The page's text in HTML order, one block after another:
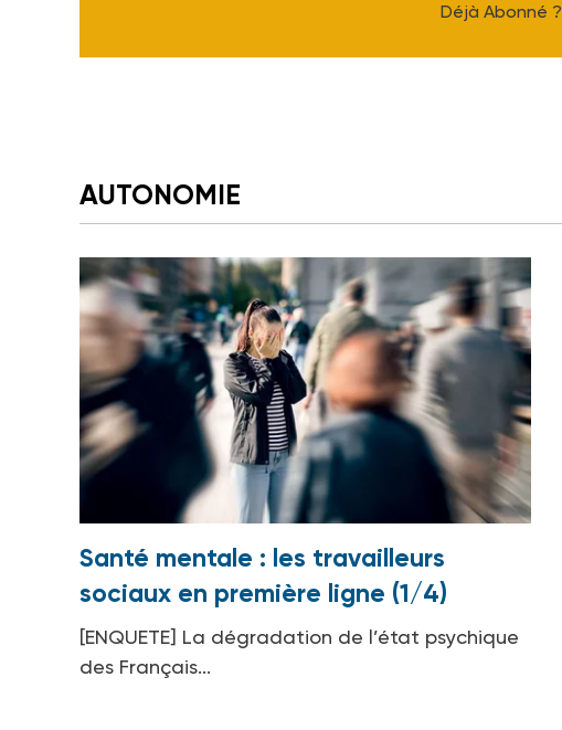
Déjà Abonné ?
AUTONOMIE
Santé mentale : les travailleurs
sociaux en première ligne (1/4)
[ENQUETE] La dégradation de l’état psychique
des Français...